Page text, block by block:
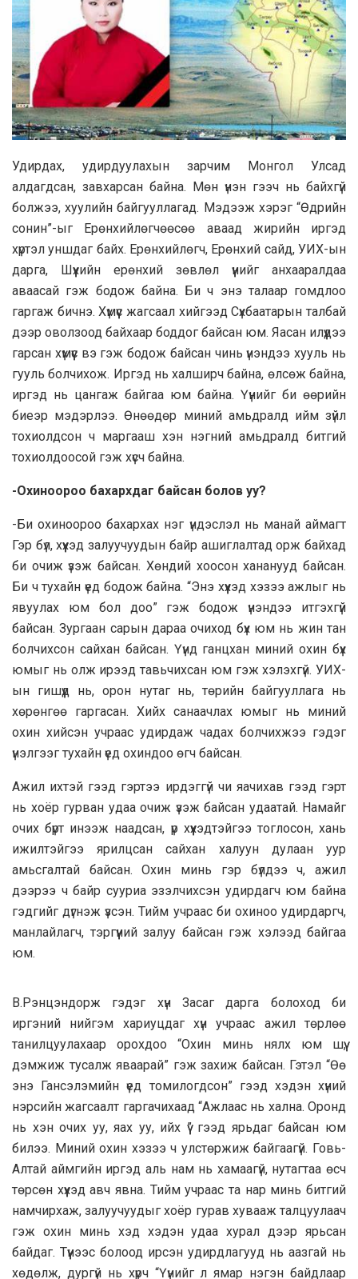
Удирдах, удирдуулахын зарчим Монгол Улсад
алдагдсан, завхарсан байна. Мөн үнэн гээч нь байхгүй
болжээ, хуулийн байгууллагад. Мэдээж хэрэг “Өдрийн
сонин”-ыг Ерөнхийлөгчөөсөө аваад жирийн иргэд
хүртэл уншдаг байх. Ерөнхийлөгч, Ерөнхий сайд, УИХ-ын
дарга, Шүүхийн ерөнхий зөвлөл үүнийг анхааралдаа
аваасай гэж бодож байна. Би ч энэ талаар гомдлоо
гаргаж бичнэ. Хүмүүс жагсаал хийгээд Сүхбаатарын талбай
дээр оволзоод байхаар боддог байсан юм. Яасан илүүдээ
гарсан хүмүүс вэ гэж бодож байсан чинь үнэндээ хууль нь
гууль болчихож. Иргэд нь халширч байна, өлсөж байна,
иргэд нь цангаж байгаа юм байна. Үүнийг би өөрийн
биеэр мэдэрлээ. Өнөөдөр миний амьдралд ийм зүйл
тохиолдсон ч маргааш хэн нэгний амьдралд битгий
тохиолдоосой гэж хүсч байна.
-Охиноороо бахархдаг байсан болов уу?
-Би охиноороо бахархах нэг үндэслэл нь манай аймагт
Гэр бүл, хүүхэд залуучуудын байр ашиглалтад орж байхад
би очиж үзэж байсан. Хөндий хоосон хананууд байсан.
Би ч тухайн үед бодож байна. “Энэ хүүхэд хэзээ ажлыг нь
явуулах юм бол доо” гэж бодож үнэндээ итгэхгүй
байсан. Зургаан сарын дараа очиход бүх юм нь жин тан
болчихсон сайхан байсан. Үүнд ганцхан миний охин бүх
юмыг нь олж ирээд тавьчихсан юм гэж хэлэхгүй. УИХ-
ын гишүүд нь, орон нутаг нь, төрийн байгууллага нь
хөрөнгөө гаргасан. Хийх санаачлах юмыг нь миний
охин хийсэн учраас удирдаж чадах болчихжээ гэдэг
үнэлгээг тухайн үед охиндоо өгч байсан.
Ажил ихтэй гээд гэртээ ирдэггүй чи яачихав гээд гэрт
нь хоёр гурван удаа очиж үзэж байсан удаатай. Намайг
очих бүрт инээж наадсан, үр хүүхэдтэйгээ тоглосон, хань
ижилтэйгээ ярилцсан сайхан халуун дулаан уур
амьсгалтай байсан. Охин минь гэр бүлдээ ч, ажил
дээрээ ч байр сууриа эзэлчихсэн удирдагч юм байна
гэдгийг дүгнэж үзсэн. Тийм учраас би охиноо удирдаргч,
манлайлагч, тэргүүний залуу байсан гэж хэлээд байгаа
юм.
В.Рэнцэндорж гэдэг хүн Засаг дарга болоход би
иргэний нийгэм хариуцдаг хүн учраас ажил төрлөө
танилцуулахаар орохдоо “Охин минь нялх юм шүү,
дэмжиж тусалж яваарай” гэж захиж байсан. Гэтэл “Өө
энэ Гансэлэмийн үед томилогдсон” гээд хэдэн хүний
нэрсийн жагсаалт гаргачихаад “Ажлаас нь хална. Оронд
нь хэн очих уу, яах уу, ийх үү” гээд ярьдаг байсан юм
билээ. Миний охин хэзээ ч улстөржиж байгаагүй. Говь-
Алтай аймгийн иргэд аль нам нь хамаагүй, нутагтаа өсч
төрсөн хүүхэд авч явна. Тийм учраас та нар минь битгий
намчирхаж, залуучуудыг хоёр гурав хувааж талцуулаач
гэж охин минь хэд хэдэн удаа хурал дээр ярьсан
байдаг. Түүнээс болоод ирсэн удирдлагууд нь аазгай нь
хөдөлж, дургүй нь хүрч “Үүнийг л ямар нэгэн байдлаар